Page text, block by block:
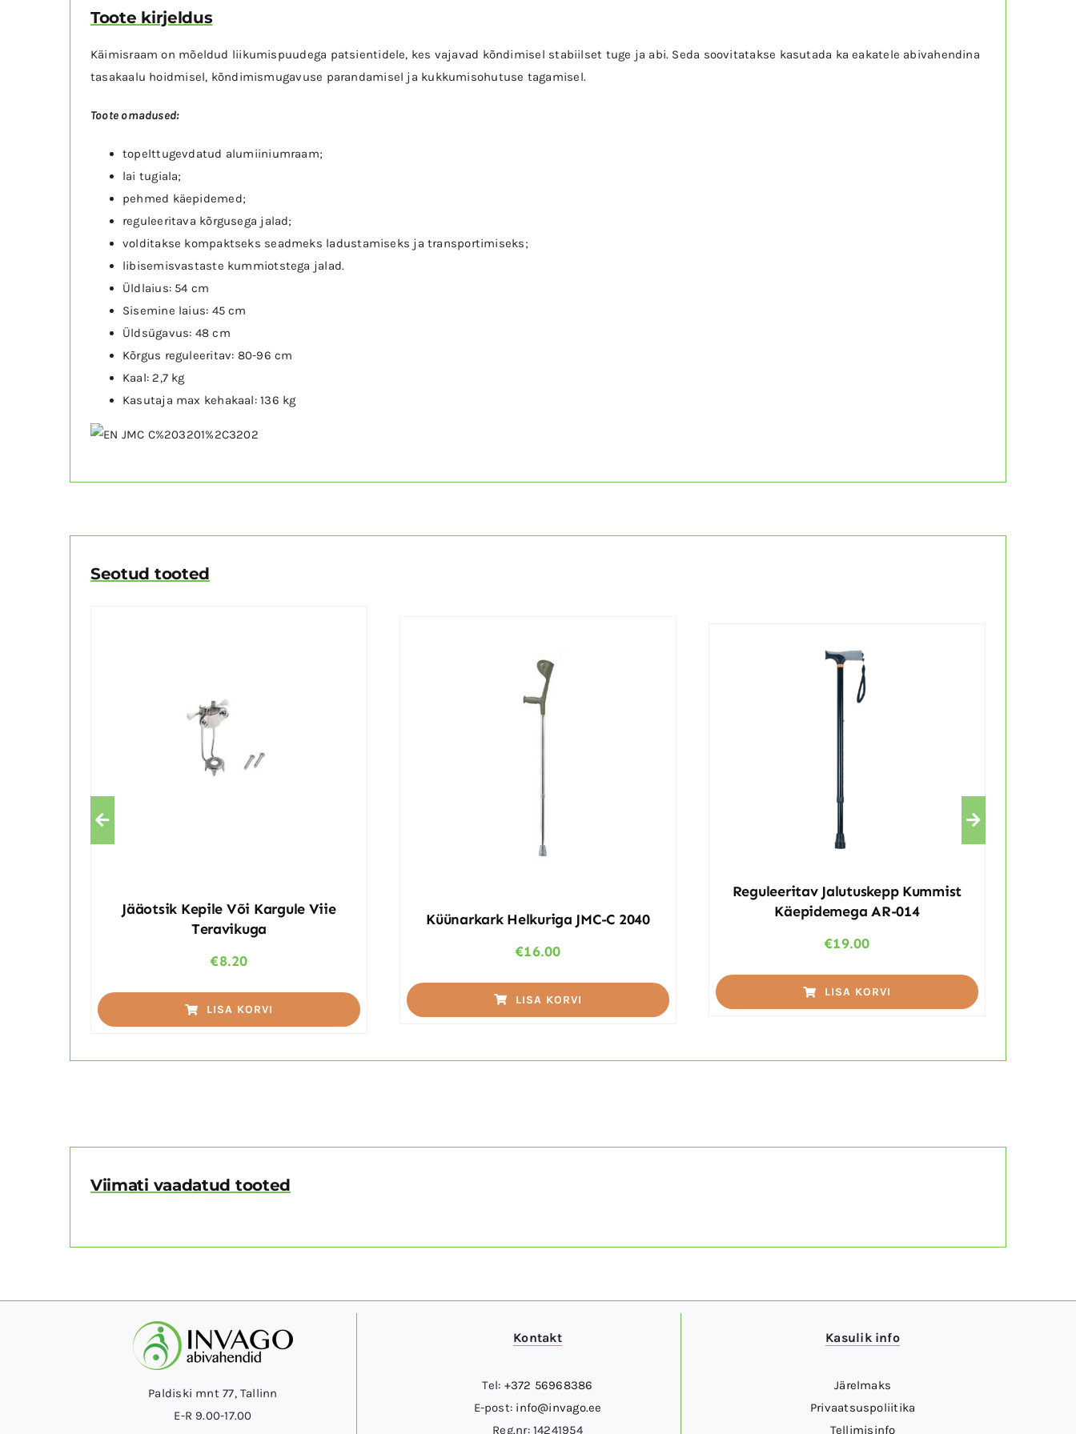
Toote kirjeldus
Käimisraam on mõeldud liikumispuudega patsientidele, kes vajavad kõndimisel stabiilset tuge ja abi. Seda soovitatakse kasutada ka eakatele abivahendina
tasakaalu hoidmisel, kõndimismugavuse parandamisel ja kukkumisohutuse tagamisel.
Toote omadused:
topelttugevdatud alumiiniumraam;
lai tugiala;
pehmed käepidemed;
reguleeritava kõrgusega jalad;
volditakse kompaktseks seadmeks ladustamiseks ja transportimiseks;
libisemisvastaste kummiotstega jalad.
Üldlaius: 54 cm
Sisemine laius: 45 cm
Üldsügavus: 48 cm
Kõrgus reguleeritav: 80-96 cm
Kaal: 2,7 kg
Kasutaja max kehakaal: 136 kg
Seotud tooted
Jääotsik Kepile Või Kargule Viie
Teravikuga
€8.20
LISA KORVI
Küünarkark Helkuriga JMC-C 2040
€16.00
LISA KORVI
Reguleeritav Jalutuskepp Kummist
Käepidemega AR-014
€19.00
LISA KORVI
Viimati vaadatud tooted
Paldiski mnt 77, Tallinn
E-R 9.00-17.00
Kontakt
Tel: +372 56968386
E-post: info@invago.ee
Reg.nr: 14241954
Kasulik info
Järelmaks
Privaatsuspoliitika
Tellimisinfo